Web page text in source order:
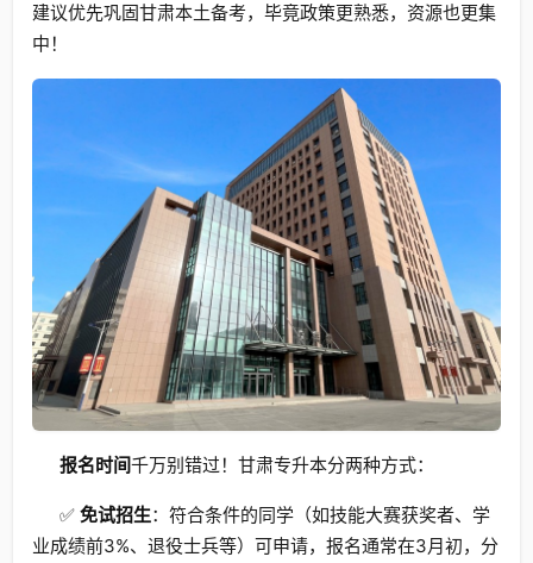
建议优先巩固甘肃本土备考，毕竟政策更熟悉，资源也更集
中！
报名时间千万别错过！甘肃专升本分两种方式：
✅ 免试招生：符合条件的同学（如技能大赛获奖者、学
业成绩前3%、退役士兵等）可申请，报名通常在3月初，分